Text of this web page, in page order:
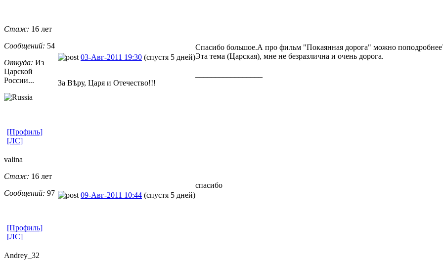
Стаж: 16 лет
Сообщений: 54
Откуда: Из
Царской
России...
03-Авг-2011 19:30 (спустя 5 дней)
Спасибо большое.А про фильм "Покаянная дорога" можно
Эта тема (Царская), мне не безразлична и очень дорога.
За Вѣру, Царя и Отечество!!!
[Профиль]
[ЛС]
valina
Стаж: 16 лет
Сообщений: 97 09-Авг-2011 10:44 (спустя 5 дней)
спасибо
[Профиль]
[ЛС]
Andrey_32